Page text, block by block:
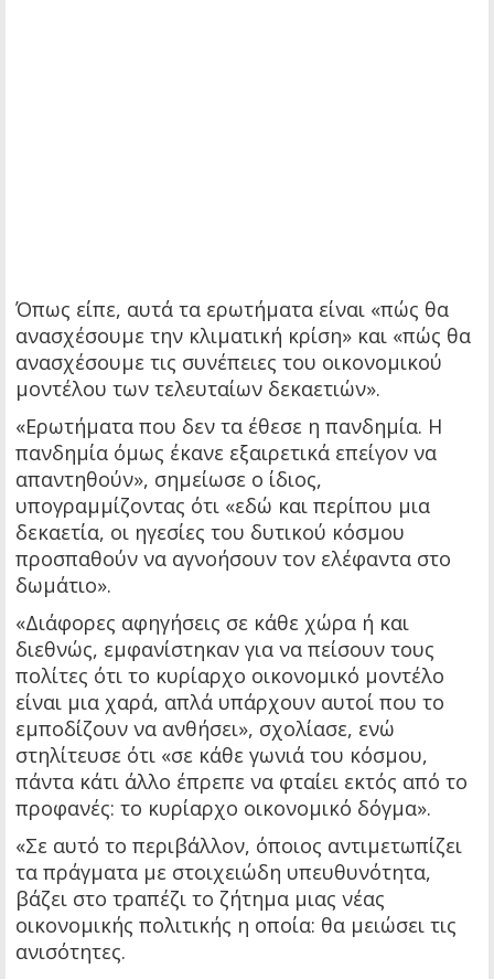
Όπως είπε, αυτά τα ερωτήματα είναι «πώς θα
ανασχέσουμε την κλιματική κρίση» και «πώς θα
ανασχέσουμε τις συνέπειες του οικονομικού
μοντέλου των τελευταίων δεκαετιών».
«Ερωτήματα που δεν τα έθεσε η πανδημία. Η
πανδημία όμως έκανε εξαιρετικά επείγον να
απαντηθούν», σημείωσε ο ίδιος,
υπογραμμίζοντας ότι «εδώ και περίπου μια
δεκαετία, οι ηγεσίες του δυτικού κόσμου
προσπαθούν να αγνοήσουν τον ελέφαντα στο
δωμάτιο».
«Διάφορες αφηγήσεις σε κάθε χώρα ή και
διεθνώς, εμφανίστηκαν για να πείσουν τους
πολίτες ότι το κυρίαρχο οικονομικό μοντέλο
είναι μια χαρά, απλά υπάρχουν αυτοί που το
εμποδίζουν να ανθήσει», σχολίασε, ενώ
στηλίτευσε ότι «σε κάθε γωνιά του κόσμου,
πάντα κάτι άλλο έπρεπε να φταίει εκτός από το
προφανές: το κυρίαρχο οικονομικό δόγμα».
«Σε αυτό το περιβάλλον, όποιος αντιμετωπίζει
τα πράγματα με στοιχειώδη υπευθυνότητα,
βάζει στο τραπέζι το ζήτημα μιας νέας
οικονομικής πολιτικής η οποία: θα μειώσει τις
ανισότητες.